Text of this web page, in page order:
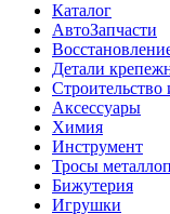
Каталог
АвтоЗапчасти
Детали
Строительство
Аксессуары
Химия
Инструмент
Тросы
Бижутерия
Игрушки